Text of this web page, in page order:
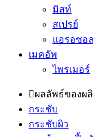
มิสท์
สเปรย์
แอรอซอล
เมคอัพ
ไพรเมอร์
ผลลัพธ์ของผ
กระชับ
กระชับผิว